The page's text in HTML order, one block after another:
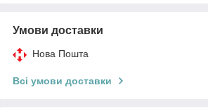
Умови доставки
Нова Пошта
Всі умови доставки